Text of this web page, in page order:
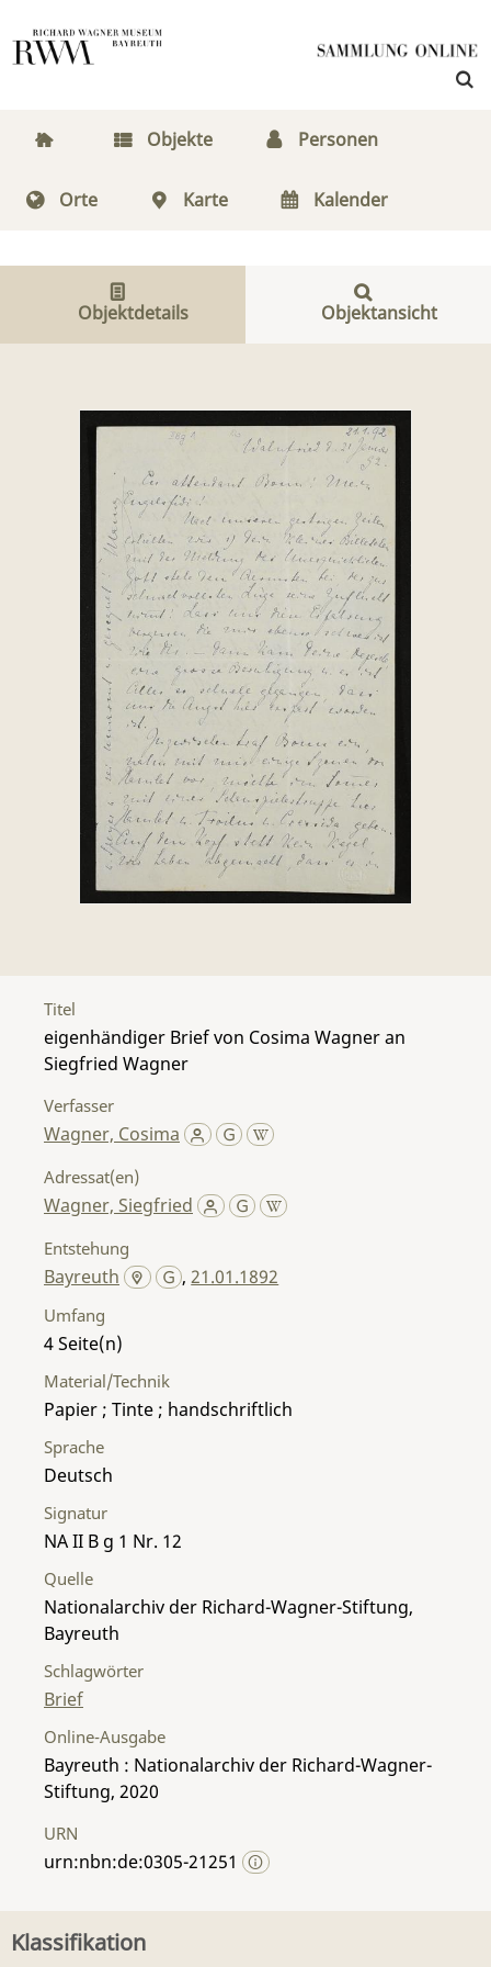
Objekte Personen
Orte Karte Kalender
Objektdetails Objektansicht
Titel
eigenhändiger Brief von Cosima Wagner an
Siegfried Wagner
Verfasser
Wagner, Cosima
Adressat(en)
Wagner, Siegfried
Entstehung
Bayreuth ,21.01.1892
Umfang
4
Material/Technik
Papier ; Tinte ; handschriftlich
Sprache
Deutsch
Signatur
NA II B g 1 Nr. 12
Quelle
Nationalarchiv der Richard-Wagner-Stiftung,
Bayreuth
Schlagwörter
Brief
Online-Ausgabe
Bayreuth : Nationalarchiv der Richard-Wagner-
Stiftung, 2020
URN
urn:nbn:de:0305-21251
Klassifikation